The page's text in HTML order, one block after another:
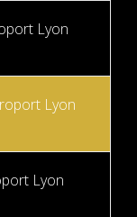
Lyon
Lyon
Lyon